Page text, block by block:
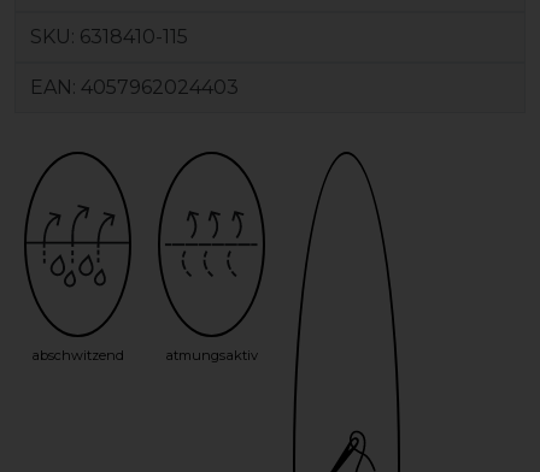
SKU: 6318410-115
EAN: 4057962024403
abschwitzend atmungsaktiv